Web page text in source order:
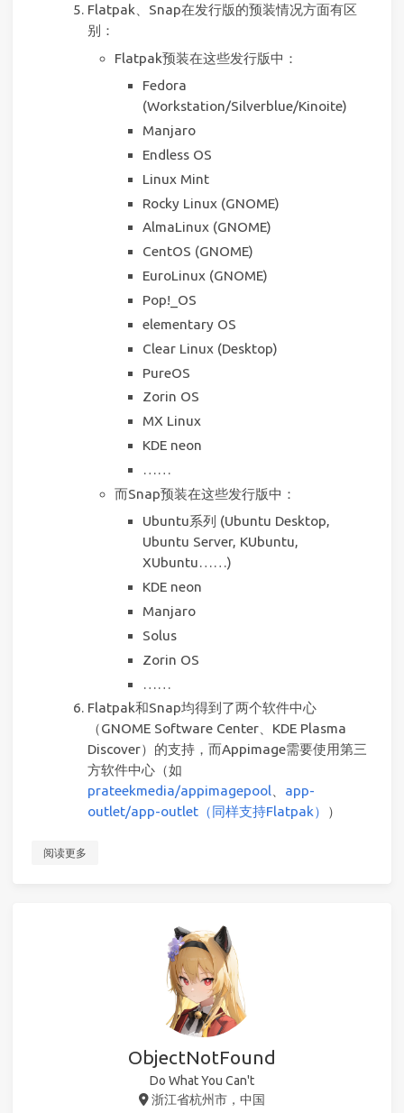
Flatpak、Snap在发行版的预装情况方面有区
别：
Flatpak预装在这些发行版中：
Fedora
(Workstation/Silverblue/Kinoite)
Manjaro
Endless OS
Linux Mint
Rocky Linux (GNOME)
AlmaLinux (GNOME)
CentOS (GNOME)
EuroLinux (GNOME)
Pop!_OS
elementary OS
Clear Linux (Desktop)
PureOS
Zorin OS
MX Linux
KDE neon
……
而Snap预装在这些发行版中：
Ubuntu系列 (Ubuntu Desktop,
Ubuntu Server, KUbuntu,
XUbuntu……)
KDE neon
Manjaro
Solus
Zorin OS
……
Flatpak和Snap均得到了两个软件中心
（GNOME Software Center、KDE Plasma
Discover）的支持，而Appimage需要使用第三
方软件中心（如
prateekmedia/appimagepool、 app-
outlet/app-outlet（同样支持Flatpak）
）
阅读更多
ObjectNotFound
Do What You Can't
浙江省杭州市，中国